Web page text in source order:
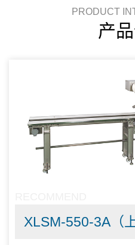
PRODUCT
产
XLSM-550-3A（